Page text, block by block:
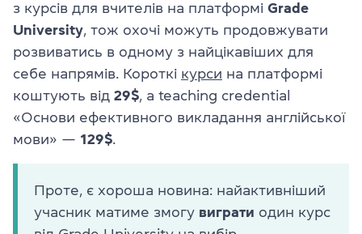
з курсів для вчителів на платформі Grade
University, тож охочі можуть продовжувати
розвиватись в одному з найцікавіших для
себе напрямів. Короткі курси на платформі
коштують від 29$, а teaching credential
«Основи ефективного викладання англійської
мови» — 129$.
Проте, є хороша новина: найактивніший
учасник матиме змогу виграти один курс